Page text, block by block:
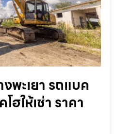
พะเยา รถแบค
ฮให้เช่า ราคา